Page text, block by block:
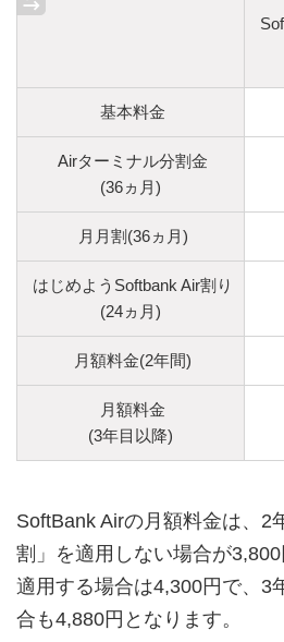
基本料金
Airターミナル分割金
(36ヵ月)
月月割(36ヵ月)
はじめようSoftbank Air割り
(24ヵ月)
月額料金(2年間)
月額料金
(3年目以降)
SoftBank Airの月額料金は、2
割」を適用しない場合が
適用する場合は4,300円で、3
合も4,880円となります。